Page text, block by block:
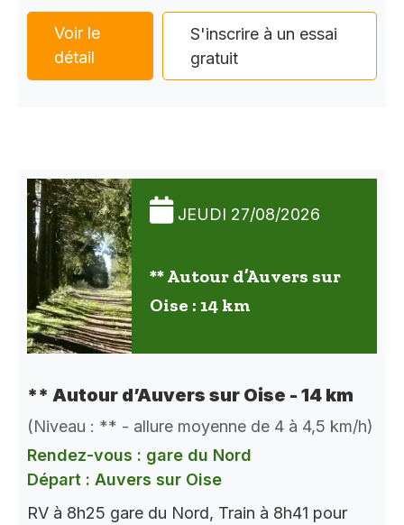
Voir le
détail
S'inscrire à un essai
gratuit
JEUDI 27/08/2026
** Autour d’Auvers sur
Oise : 14 km
** Autour d’Auvers sur Oise - 14 km
(Niveau : ** - allure moyenne de 4 à 4,5 km/h)
Rendez-vous : gare du Nord
Départ : Auvers sur Oise
RV à 8h25 gare du Nord, Train à 8h41 pour